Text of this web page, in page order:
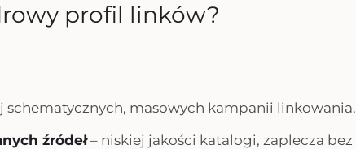
profil linków?
schematycznych, masowych kampanii linkowania.
źródeł– niskiej jakości katalogi, zaplecza bez